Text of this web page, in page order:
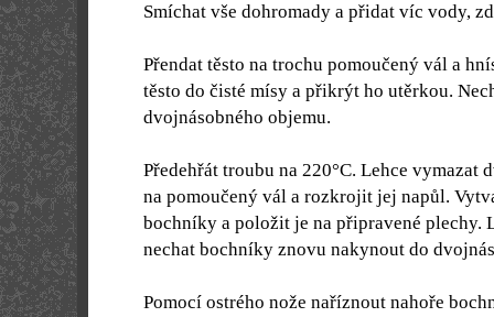
Smíchat vše dohromady a přidat víc vody,
Přendat těsto na trochu pomoučený vál a
těsto do čisté mísy a přikrýt ho utěrkou.
dvojnásobného objemu.
Předehřát troubu na 220°C. Lehce vymazat
na pomoučený vál a rozkrojit jej napůl.
bochníky a položit je na připravené plechy.
nechat bochníky znovu nakynout do
Pomocí ostrého nože naříznout nahoře